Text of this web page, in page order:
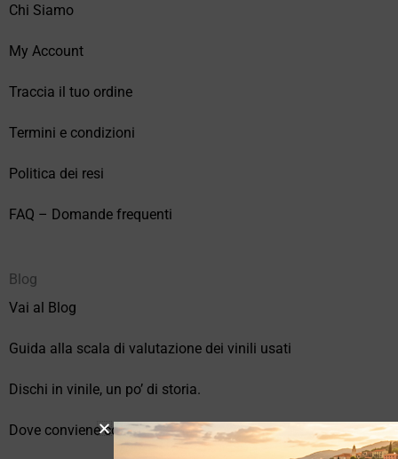
Chi Siamo
My Account
Traccia il tuo ordine
Termini e condizioni
Politica dei resi
FAQ – Domande frequenti
Blog
Vai al Blog
Guida alla scala di valutazione dei vinili usati
Dischi in vinile, un po’ di storia.
Dove conviene comprare vinili online?